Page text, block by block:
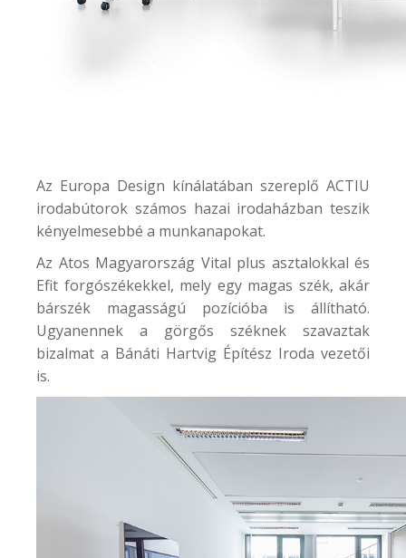
Az Europa Design kínálatában szereplő ACTIU
irodabútorok számos hazai irodaházban teszik
kényelmesebbé a munkanapokat.
Az Atos Magyarország Vital plus asztalokkal és
Efit forgószékekkel, mely egy magas szék, akár
bárszék magasságú pozícióba is állítható.
Ugyanennek a görgős széknek szavaztak
bizalmat a Bánáti Hartvig Építész Iroda vezetői
is.